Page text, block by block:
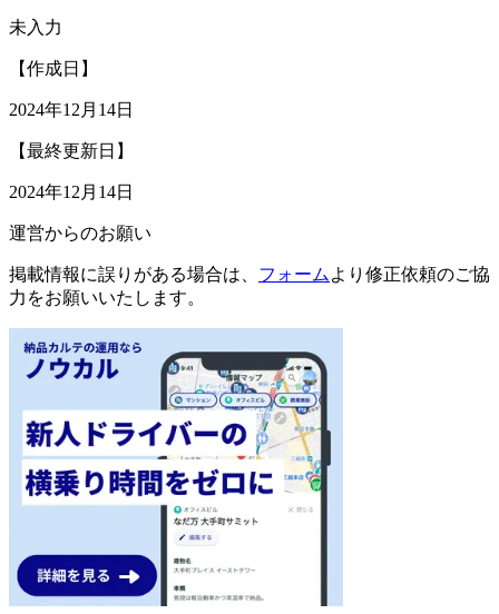
未入力
【作成日】
2024年12月14日
【最終更新日】
2024年12月14日
運営からのお願い
掲載情報に誤りがある場合は、 フォーム より修正依頼のご協
力をお願いいたします。